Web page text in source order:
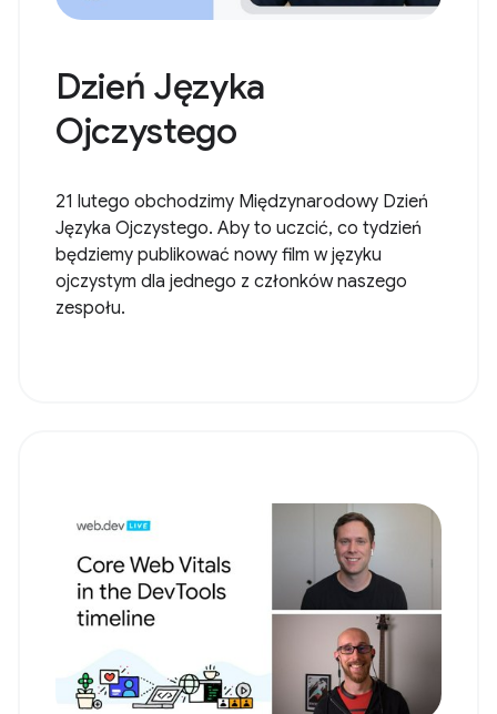
Dzień Języka
Ojczystego
21 lutego obchodzimy Międzynarodowy Dzień
Języka Ojczystego. Aby to uczcić, co tydzień
będziemy publikować nowy film w języku
ojczystym dla jednego z członków naszego
zespołu.